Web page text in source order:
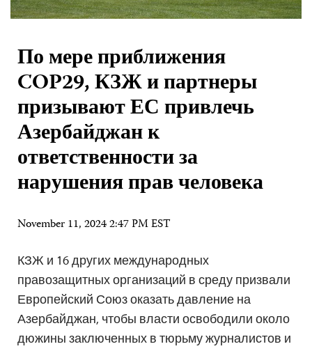
По мере приближения
COP29, КЗЖ и партнеры
призывают ЕС привлечь
Азербайджан к
ответственности за
нарушения прав человека
November 11, 2024 2:47 PM EST
КЗЖ и 16 других международных
правозащитных организаций в среду призвали
Европейский Союз оказать давление на
Азербайджан, чтобы власти освободили около
дюжины заключенных в тюрьму журналистов и